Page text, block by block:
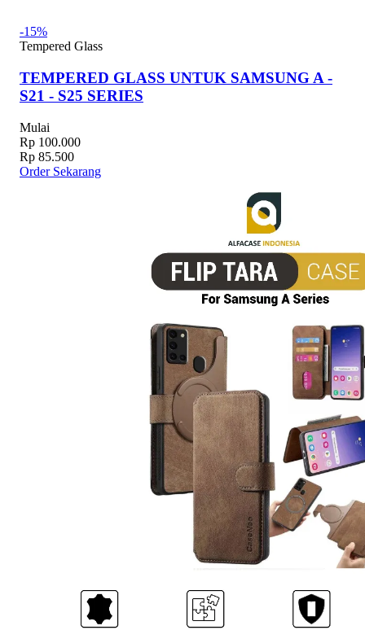
-15%
Tempered Glass
TEMPERED GLASS UNTUK SAMSUNG A -
S21 - S25 SERIES
Mulai
Rp 100.000
Rp 85.500
Order Sekarang